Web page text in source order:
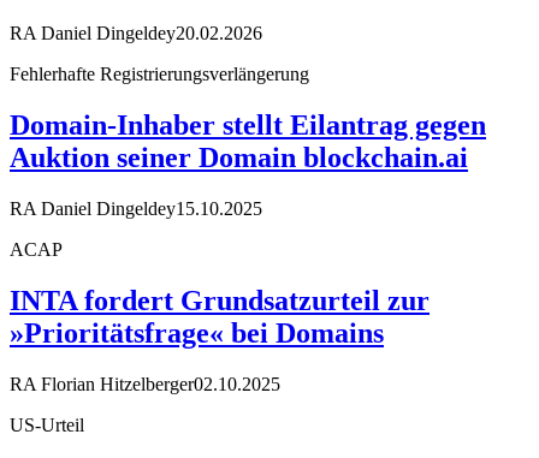
RA Daniel Dingeldey20.02.2026
Fehlerhafte Registrierungsverlängerung
Domain-Inhaber stellt Eilantrag gegen
Auktion seiner Domain blockchain.ai
RA Daniel Dingeldey15.10.2025
ACAP
INTA fordert Grundsatzurteil zur
»Prioritätsfrage« bei Domains
RA Florian Hitzelberger02.10.2025
US-Urteil